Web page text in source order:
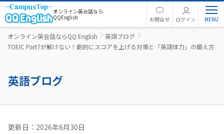
オンライン英会話なら
QQEnglish
お問合せ ログイン
オンライン英会話ならQQ English
英語ブログ
TOEIC Part7が解けない！劇的にスコアを上げる対策と「英語体力」の鍛え方
英語ブログ
更新日：2026年6月30日